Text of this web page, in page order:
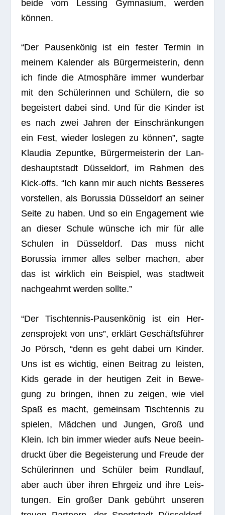
beide vom Les­sing Gym­na­sium, wer­den
können.
“Der Pau­sen­kö­nig ist ein fes­ter Ter­min in
mei­nem Kalen­der als Bür­ger­meis­te­rin, denn
ich finde die Atmo­sphäre immer wun­der­bar
mit den Schü­le­rin­nen und Schü­lern, die so
begeis­tert dabei sind. Und für die Kin­der ist
es nach zwei Jah­ren der Ein­schrän­kun­gen
ein Fest, wie­der los­le­gen zu kön­nen”, sagte
Klau­dia Zep­untke, Bür­ger­meis­te­rin der Lan­
des­haupt­stadt Düs­sel­dorf, im Rah­men des
Kick-offs. “Ich kann mir auch nichts Bes­se­res
vor­stel­len, als Borus­sia Düs­sel­dorf an sei­ner
Seite zu haben. Und so ein Enga­ge­ment wie
an die­ser Schule wün­sche ich mir für alle
Schu­len in Düs­sel­dorf. Das muss nicht
Borus­sia immer alles sel­ber machen, aber
das ist wirk­lich ein Bei­spiel, was stadt­weit
nach­ge­ahmt wer­den sollte.”
“Der Tisch­ten­nis-Pau­sen­kö­nig ist ein Her­
zens­pro­jekt von uns”, erklärt Geschäfts­füh­rer
Jo Pörsch, “denn es geht dabei um Kin­der.
Uns ist es wich­tig, einen Bei­trag zu leis­ten,
Kids gerade in der heu­ti­gen Zeit in Bewe­
gung zu brin­gen, ihnen zu zei­gen, wie viel
Spaß es macht, gemein­sam Tisch­ten­nis zu
spie­len, Mäd­chen und Jun­gen, Groß und
Klein. Ich bin immer wie­der aufs Neue beein­
druckt über die Begeis­te­rung und Freude der
Schü­le­rin­nen und Schü­ler beim Rund­lauf,
aber auch über ihren Ehr­geiz und ihre Leis­
tun­gen. Ein gro­ßer Dank gebührt unse­ren